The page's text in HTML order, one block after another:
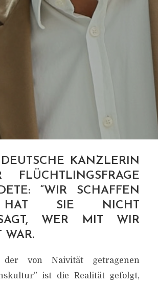
KANZLERIN
“WIR SCHAFFEN
HAT SIE NICHT
WER MIT WIR
WAR.
der von Naivität getragenen
ist die Realität gefolgt,